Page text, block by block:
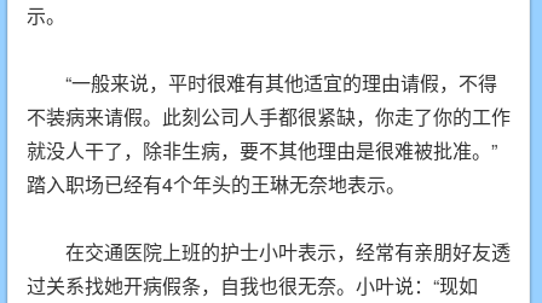
示。
“一般来说，平时很难有其他适宜的理由请假，不得
不装病来请假。此刻公司人手都很紧缺，你走了你的工作
就没人干了，除非生病，要不其他理由是很难被批准。”
踏入职场已经有4个年头的王琳无奈地表示。
在交通医院上班的护士小叶表示，经常有亲朋好友透
过关系找她开病假条，自我也很无奈。小叶说：“现如